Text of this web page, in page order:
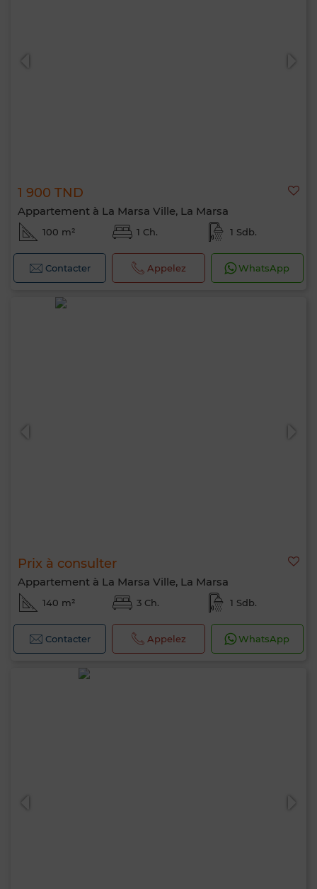
1 900 TND
Appartement à La Marsa Ville, La Marsa
100 m² 1 Ch. 1 Sdb.
Contacter Appelez WhatsApp
Prix à consulter
Appartement à La Marsa Ville, La Marsa
140 m² 3 Ch. 1 Sdb.
Contacter Appelez WhatsApp